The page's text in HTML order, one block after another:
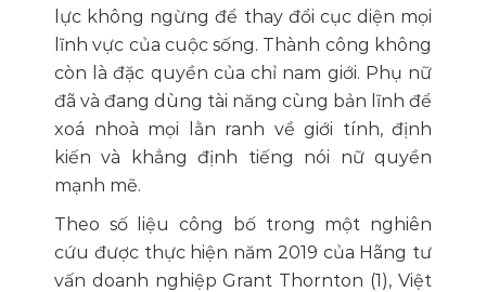
lực không ngừng để thay đổi cục diện mọi
lĩnh vực của cuộc sống. Thành công không
còn là đặc quyền của chỉ nam giới. Phụ nữ
đã và đang dùng tài năng cùng bản lĩnh để
xoá nhoà mọi lằn ranh về giới tính, định
kiến và khẳng định tiếng nói nữ quyền
mạnh mẽ.
Theo số liệu công bố trong một nghiên
cứu được thực hiện năm 2019 của Hãng tư
vấn doanh nghiệp Grant Thornton (1), Việt